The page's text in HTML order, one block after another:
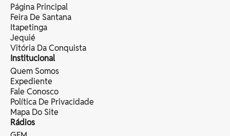
Página Principal
Feira De Santana
Itapetinga
Jequié
Vitória Da Conquista
Institucional
Quem Somos
Expediente
Fale Conosco
Política De Privacidade
Mapa Do Site
Rádios